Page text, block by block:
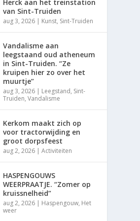
Herck aan het treinstation
van Sint-Truiden
aug 3, 2026 | Kunst, Sint-Truiden
Vandalisme aan
leegstaand oud atheneum
in Sint-Truiden. “Ze
kruipen hier zo over het
muurtje”
aug 3, 2026 | Leegstand, Sint-
Truiden,Vandalisme
Kerkom maakt zich op
voor tractorwijding en
groot dorpsfeest
aug 2, 2026 |Activiteiten
HASPENGOUWS
WEERPRAATJE. “Zomer op
kruissnelheid”
aug 2, 2026 | Haspengouw, Het
weer